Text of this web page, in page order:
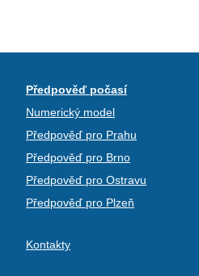
Předpověď počasí
Numerický model
Předpověď pro Prahu
Předpověď pro Brno
Předpověď pro Ostravu
Předpověď pro Plzeň
Kontakty